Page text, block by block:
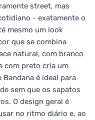
street, mas
- exatamente o
mesmo um look
que se combina
natural, com branco
com preto cria um
é ideal para
sem que os sapatos
O design geral é
no ritmo diário e, ao